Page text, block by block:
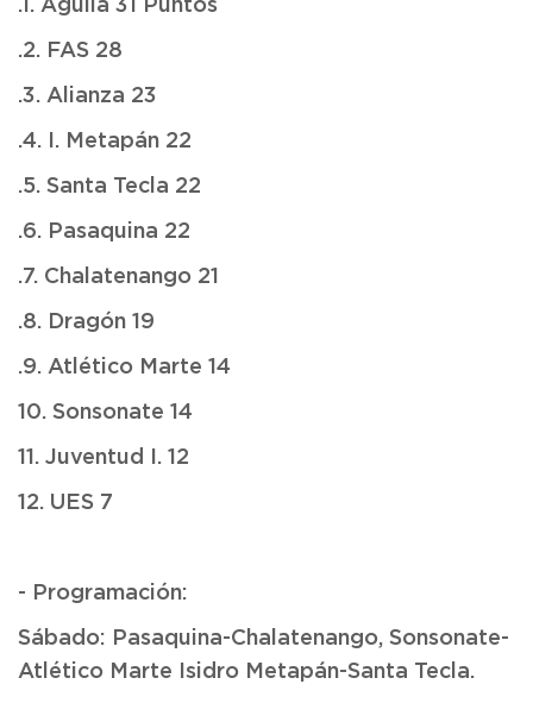
.1. Águila 31 Puntos
.2. FAS 28
.3. Alianza 23
.4. I. Metapán 22
.5. Santa Tecla 22
.6. Pasaquina 22
.7. Chalatenango 21
.8. Dragón 19
.9. Atlético Marte 14
10. Sonsonate 14
11. Juventud I. 12
12. UES 7
- Programación:
Sábado: Pasaquina-Chalatenango, Sonsonate-
Atlético Marte Isidro Metapán-Santa Tecla.